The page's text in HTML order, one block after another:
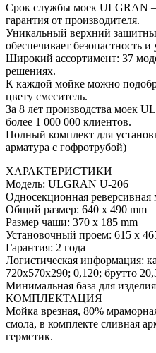
Срок службы моек ULGRAN
гарантия от производителя.
Уникальный верхний
обеспечивает безопастность
Широкий ассортимент: 37
решениях.
К каждой мойке можно
цвету смеситель.
За 8 лет производства моек
более 1 000 000 клиентов.
Полный комплект для
арматура с гофротрубой)
ХАРАКТЕРИСТИКИ
Модель: ULGRAN U-206
Односекционная реверсивная
Общий размер: 640 х 490 mm
Размер чаши: 370 х 185 mm
Установочный проем: 615 х
Гарантия: 2 года
Логистическая информация:
720х570х290; 0,120; брутто
Минимальная база для
КОМПЛЕКТАЦИЯ
Мойка врезная, 80%
смола, в комплекте сливная
герметик.